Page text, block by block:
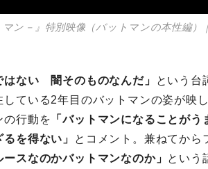
ン－』特別映像（バットマンの本性編）
はない 闇そのものなんだ」
という台
ている2年目のバットマンの姿が映
の行動を 「バットマンになることが
を得ない」
とコメント。兼ねてから
スなのかバットマンなのか」 という